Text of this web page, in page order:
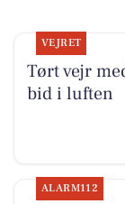
VEJRET
Tørt vejr
bid i luften
ALARM112